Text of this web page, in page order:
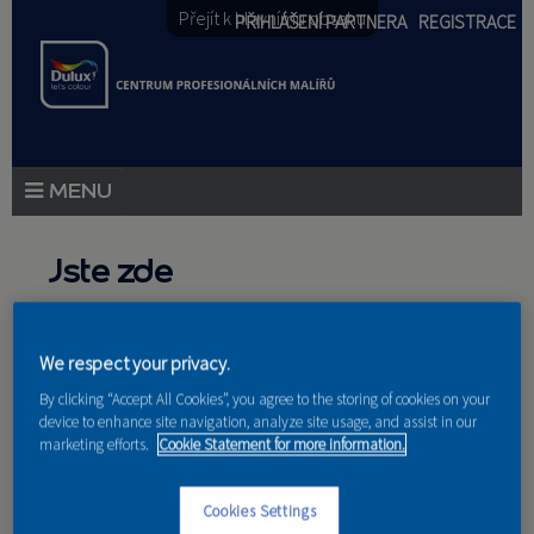
Přejít k hlavnímu obsahu
PŘIHLÁŠENÍ PARTNERA REGISTRACE
AKCE A NOVINKY
AKADEMIE
Jste zde
We respect your privacy.
By clicking “Accept All Cookies”, you agree to the storing of cookies on your
device to enhance site navigation, analyze site usage, and assist in our
marketing efforts. Cookie Statement for more information.
Cookies Settings